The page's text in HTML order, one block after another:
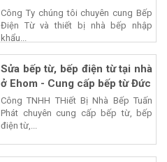
Công Ty chúng tôi chuyên cung Bếp
Điện Từ và thiết bị nhà bếp nhập
khẩu...
Sửa bếp từ, bếp điện từ tại nhà
ở Ehom - Cung cấp bếp từ Đức
Công TNHH THiết Bị Nhà Bếp Tuấn
Phát chuyên cung cấp bếp từ, bếp
điện từ,...